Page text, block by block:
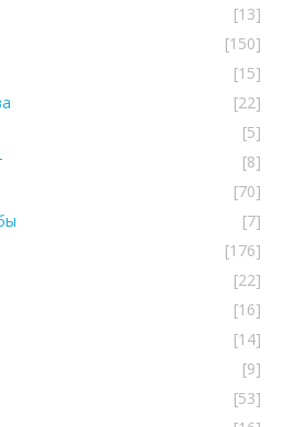
[13]
[150]
[15]
[22]
[5]
[8]
[70]
[7]
[176]
[22]
[16]
[14]
[9]
[53]